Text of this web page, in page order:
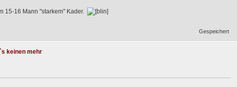
15-16 Mann "starkem" Kader.
Gespeichert
keinen mehr